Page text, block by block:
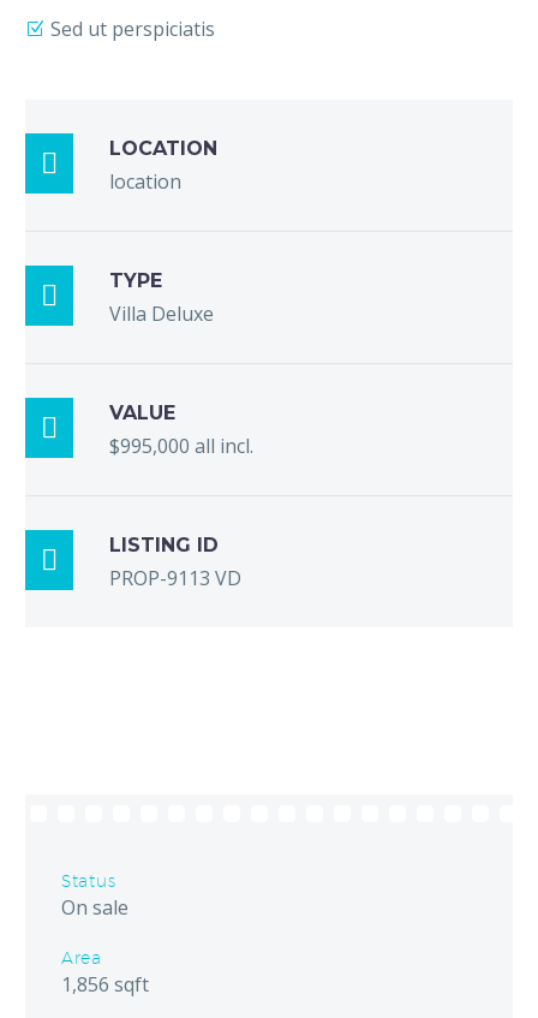
Sed ut perspiciatis
 LOCATION
location
 TYPE
Villa Deluxe
 VALUE
$995,000 all incl.
 LISTING ID
PROP-9113 VD
Status
On sale
Area
1,856 sqft